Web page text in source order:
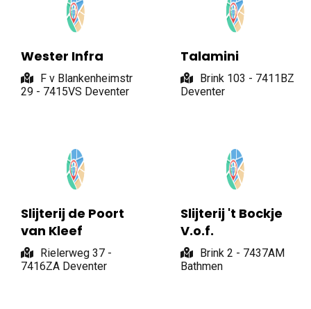
Wester Infra
F v Blankenheimstr
29 - 7415VS Deventer
Talamini
Brink 103 - 7411BZ
Deventer
Slijterij de Poort
van Kleef
Rielerweg 37 -
7416ZA Deventer
Slijterij 't Bockje
V.o.f.
Brink 2 - 7437AM
Bathmen